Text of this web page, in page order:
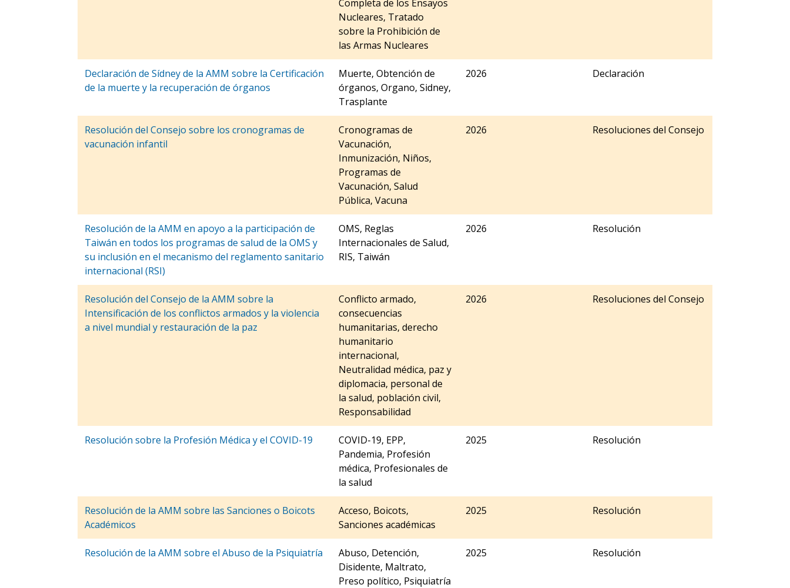
Completa de los Ensayos
Nucleares, Tratado
sobre la Prohibición de
las Armas Nucleares
Declaración de Sídney de la AMM sobre la Certificación
de la muerte y la recuperación de órganos
Muerte, Obtención de
órganos, Organo, Sidney,
Trasplante
2026 Declaración
Resolución del Consejo sobre los cronogramas de
vacunación infantil
Cronogramas de
Vacunación,
Inmunización, Niños,
Programas de
Vacunación, Salud
Pública, Vacuna
2026 Resoluciones del Consejo
Resolución de la AMM en apoyo a la participación de
Taiwán en todos los programas de salud de la OMS y
su inclusión en el mecanismo del reglamento sanitario
internacional (RSI)
OMS, Reglas
Internacionales de Salud,
RIS, Taiwán
2026 Resolución
Resolución del Consejo de la AMM sobre la
Intensificación de los conflictos armados y la violencia
a nivel mundial y restauración de la paz
Conflicto armado,
consecuencias
humanitarias, derecho
humanitario
internacional,
Neutralidad médica, paz y
diplomacia, personal de
la salud, población civil,
Responsabilidad
2026 Resoluciones del Consejo
Resolución sobre la Profesión Médica y el COVID-19
COVID-19, EPP,
Pandemia, Profesión
médica, Profesionales de
la salud
2025 Resolución
Resolución de la AMM sobre las Sanciones o Boicots
Académicos
Acceso, Boicots,
Sanciones académicas
2025 Resolución
Resolución de la AMM sobre el Abuso de la Psiquiatría
Abuso, Detención,
Disidente, Maltrato,
Preso político, Psiquiatría
2025 Resolución